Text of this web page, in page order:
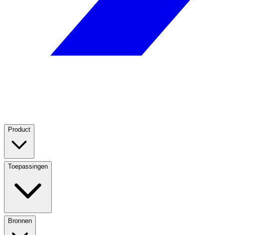
Product
Toepassingen
Bronnen